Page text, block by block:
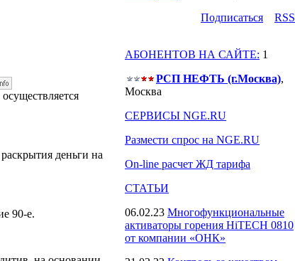
деньги на
90-е.
Подпиcаться
RSS
АБОНЕНТОВ НА САЙТЕ: 1
РСП НЕФТЬ (г.Москва),
Москва
СЕРВИСЫ NGE.RU
Размести спрос на NGE.RU
On-line расчет ЖД тарифа
СТАТЬИ
06.02.23 Многофункциональные
активаторы горения HiTECH 0810
от компании «ОНК»